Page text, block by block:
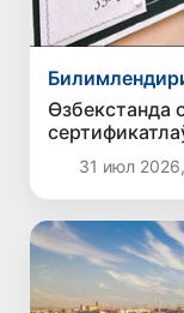
дәрежелери
тутылмақта
31 июл